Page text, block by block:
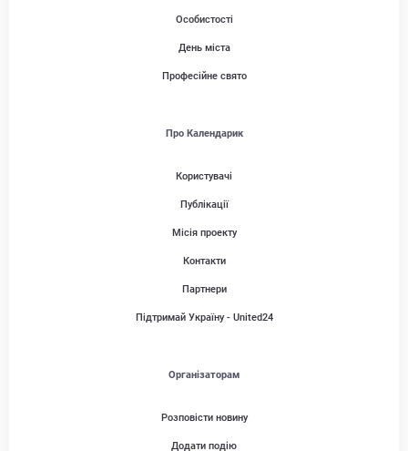
Особистості
День міста
Професійне свято
Про Календарик
Користувачі
Публікації
Місія проекту
Контакти
Партнери
Підтримай Україну - United24
Організаторам
Розповісти новину
Додати подію